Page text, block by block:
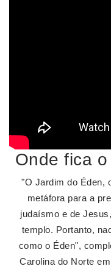
Onde fica
"O Jardim do Éden,
metáfora para a
judaísmo e de
templo. Portanto,
como o Éden",
Carolina do Norte